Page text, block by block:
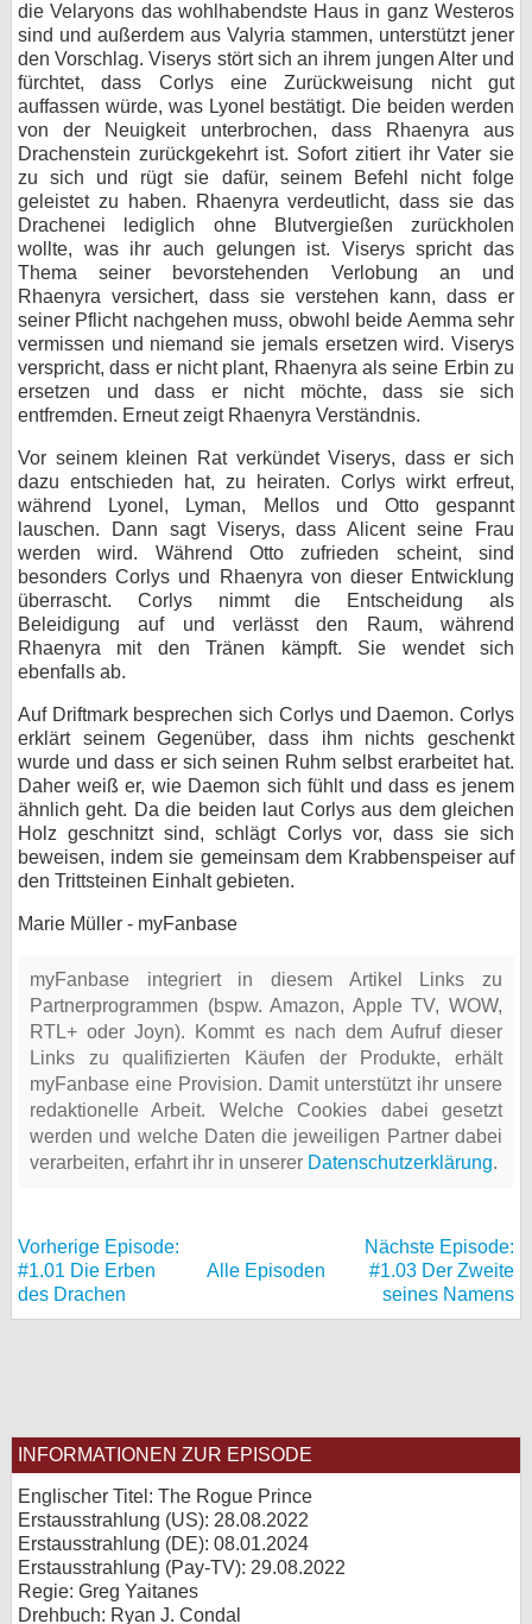
die Velaryons das wohlhabendste Haus in ganz Westeros
sind und außerdem aus Valyria stammen, unterstützt jener
den Vorschlag. Viserys stört sich an ihrem jungen Alter und
fürchtet, dass Corlys eine Zurückweisung nicht gut
auffassen würde, was Lyonel bestätigt. Die beiden werden
von der Neuigkeit unterbrochen, dass Rhaenyra aus
Drachenstein zurückgekehrt ist. Sofort zitiert ihr Vater sie
zu sich und rügt sie dafür, seinem Befehl nicht folge
geleistet zu haben. Rhaenyra verdeutlicht, dass sie das
Drachenei lediglich ohne Blutvergießen zurückholen
wollte, was ihr auch gelungen ist. Viserys spricht das
Thema seiner bevorstehenden Verlobung an und
Rhaenyra versichert, dass sie verstehen kann, dass er
seiner Pflicht nachgehen muss, obwohl beide Aemma sehr
vermissen und niemand sie jemals ersetzen wird. Viserys
verspricht, dass er nicht plant, Rhaenyra als seine Erbin zu
ersetzen und dass er nicht möchte, dass sie sich
entfremden. Erneut zeigt Rhaenyra Verständnis.
Vor seinem kleinen Rat verkündet Viserys, dass er sich
dazu entschieden hat, zu heiraten. Corlys wirkt erfreut,
während Lyonel, Lyman, Mellos und Otto gespannt
lauschen. Dann sagt Viserys, dass Alicent seine Frau
werden wird. Während Otto zufrieden scheint, sind
besonders Corlys und Rhaenyra von dieser Entwicklung
überrascht. Corlys nimmt die Entscheidung als
Beleidigung auf und verlässt den Raum, während
Rhaenyra mit den Tränen kämpft. Sie wendet sich
ebenfalls ab.
Auf Driftmark besprechen sich Corlys und Daemon. Corlys
erklärt seinem Gegenüber, dass ihm nichts geschenkt
wurde und dass er sich seinen Ruhm selbst erarbeitet hat.
Daher weiß er, wie Daemon sich fühlt und dass es jenem
ähnlich geht. Da die beiden laut Corlys aus dem gleichen
Holz geschnitzt sind, schlägt Corlys vor, dass sie sich
beweisen, indem sie gemeinsam dem Krabbenspeiser auf
den Trittsteinen Einhalt gebieten.
Marie Müller - myFanbase
myFanbase integriert in diesem Artikel Links zu
Partnerprogrammen (bspw. Amazon, Apple TV, WOW,
RTL+ oder Joyn). Kommt es nach dem Aufruf dieser
Links zu qualifizierten Käufen der Produkte, erhält
myFanbase eine Provision. Damit unterstützt ihr unsere
redaktionelle Arbeit. Welche Cookies dabei gesetzt
werden und welche Daten die jeweiligen Partner dabei
verarbeiten, erfahrt ihr in unserer Datenschutzerklärung.
Vorherige Episode:
#1.01 Die Erben
des Drachen
Alle Episoden
Nächste Episode:
#1.03 Der Zweite
seines Namens
INFORMATIONEN ZUR EPISODE
Englischer Titel: The Rogue Prince
Erstausstrahlung (US): 28.08.2022
Erstausstrahlung (DE): 08.01.2024
Erstausstrahlung (Pay-TV): 29.08.2022
Regie: Greg Yaitanes
Drehbuch: Ryan J. Condal